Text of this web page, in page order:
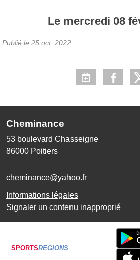
Le mercredi 08
Publié le 25 oct. 2022
Cheminance
53 boulevard Chasseigne
86000 Poitiers
cheminance@yahoo.fr
Informations légales
Signaler un contenu inapproprié
SPORTSREGIONS